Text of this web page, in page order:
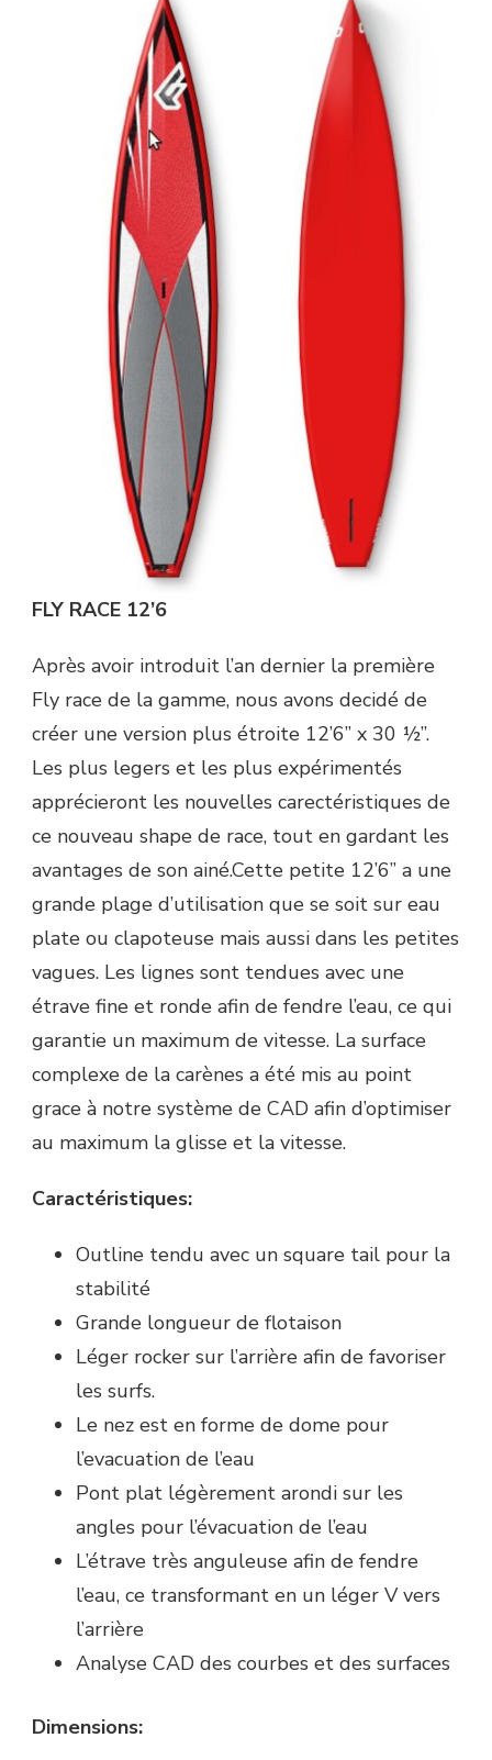
FLY RACE 12’6
Après avoir introduit l’an dernier la première
Fly race de la gamme, nous avons decidé de
créer une version plus étroite 12’6” x 30 ½”.
Les plus legers et les plus expérimentés
apprécieront les nouvelles carectéristiques de
ce nouveau shape de race, tout en gardant les
avantages de son ainé.Cette petite 12’6” a une
grande plage d’utilisation que se soit sur eau
plate ou clapoteuse mais aussi dans les petites
vagues. Les lignes sont tendues avec une
étrave fine et ronde afin de fendre l’eau, ce qui
garantie un maximum de vitesse. La surface
complexe de la carènes a été mis au point
grace à notre système de CAD afin d’optimiser
au maximum la glisse et la vitesse.
Caractéristiques:
Outline tendu avec un square tail pour la
stabilité
Grande longueur de flotaison
Léger rocker sur l’arrière afin de favoriser
les surfs.
Le nez est en forme de dome pour
l’evacuation de l’eau
Pont plat légèrement arondi sur les
angles pour l’évacuation de l’eau
L’étrave très anguleuse afin de fendre
l’eau, ce transformant en un léger V vers
l’arrière
Analyse CAD des courbes et des surfaces
Dimensions: